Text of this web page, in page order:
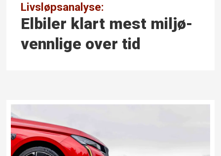
Livsløpsanalyse:
Elbiler klart mest miljø­
vennlige over tid